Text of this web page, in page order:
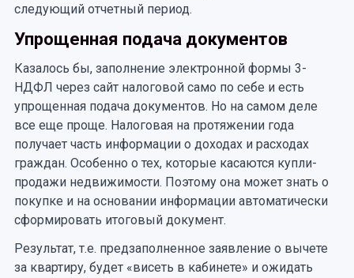
следующий отчетный период.
Упрощенная подача документов
Казалось бы, заполнение электронной формы 3-
НДФЛ через сайт налоговой само по себе и есть
упрощенная подача документов. Но на самом деле
все еще проще. Налоговая на протяжении года
получает часть информации о доходах и расходах
граждан. Особенно о тех, которые касаются купли-
продажи недвижимости. Поэтому она может знать о
покупке и на основании информации автоматически
сформировать итоговый документ.
Результат, т.е. предзаполненное заявление о вычете
за квартиру, будет «висеть в кабинете» и ожидать